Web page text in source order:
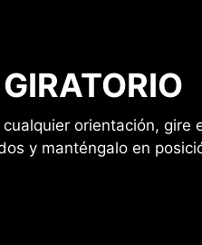
orientación, gire
y manténgalo en